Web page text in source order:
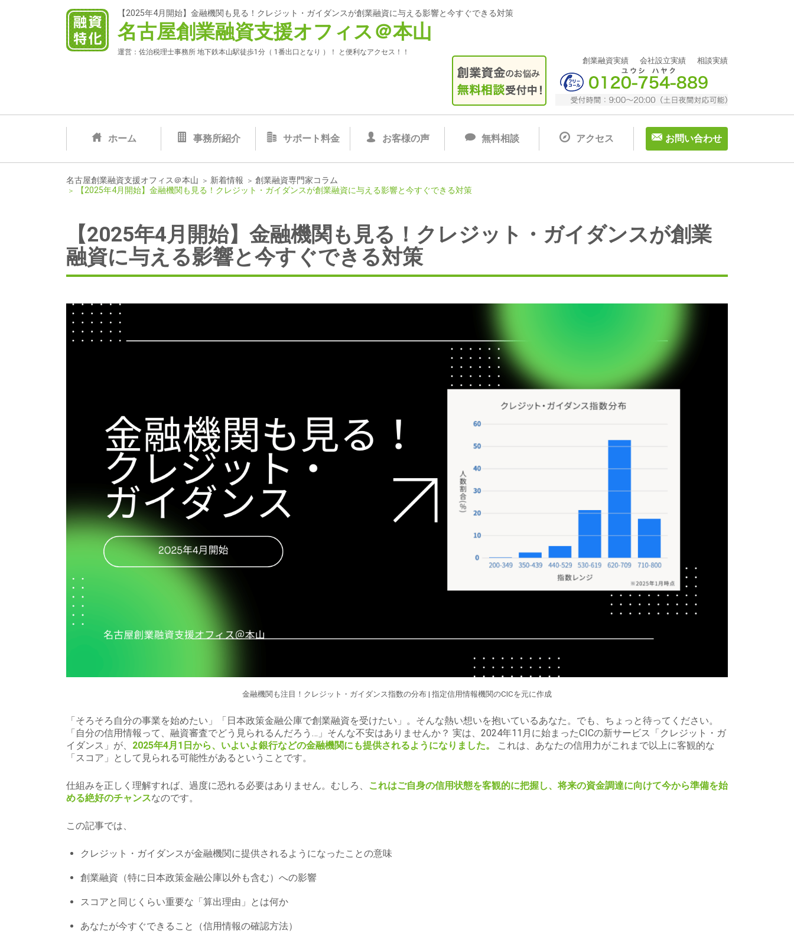
【2025年4月開始】金融機関も見る！クレジット・ガイダンスが創業融資に与える影響と今すぐできる対策
名古屋創業融資支援オフィス＠本山
運営：佐治税理士事務所 地下鉄本山駅徒歩1分（ 1番出口となり ）！ と便利なアクセス！！
創業融資実績 会社設立実績 相談実績
ホーム 事務所紹介 サポート料金 お客様の声 無料相談 アクセス お問い合わせ
名古屋創業融資支援オフィス＠本山 新着情報
創業融資専門家コラム
【2025年4月開始】金融機関も見る！クレジット・ガイダンスが創業融資に与える影響と今すぐできる対策
【2025年4月開始】金融機関も見る！クレジット・ガイダンスが創業
融資に与える影響と今すぐできる対策
金融機関も注目！クレジット・ガイダンス指数の分布 | 指定信用情報機関のCICを元に作成
「そろそろ自分の事業を始めたい」「日本政策金融公庫で創業融資を受けたい」。そんな熱い想いを抱いているあなた。でも、ちょっと待ってください。
「自分の信用情報って、融資審査でどう見られるんだろう…」そんな不安はありませんか？ 実は、2024年11月に始まったCICの新サービス「クレジット・ガ
イダンス」が、 2025年4月1日から、いよいよ銀行などの金融機関にも提供されるようになりました。
これは、あなたの信用力がこれまで以上に客観的な
「スコア」として見られる可能性があるということです。
仕組みを正しく理解すれば、過度に恐れる必要はありません。むしろ、
これはご自身の信用状態を客観的に把握し、将来の資金調達に向けて今から準備を始
める絶好のチャンスなのです。
この記事では、
クレジット・ガイダンスが金融機関に提供されるようになったことの意味
創業融資（特に日本政策金融公庫以外も含む）への影響
スコアと同じくらい重要な「算出理由」とは何か
あなたが今すぐできること（信用情報の確認方法）